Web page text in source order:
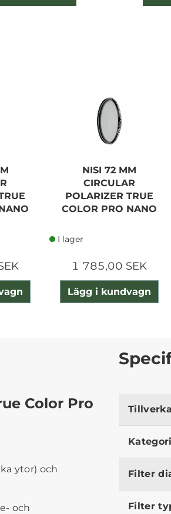
NISI 72 MM
CIRCULAR
POLARIZER TRUE
COLOR PRO NANO
I lager
1 785,00 SEK
Lägg i kundvagn
Color Pro
ytor) och
och
Kategori
Filter
Filter